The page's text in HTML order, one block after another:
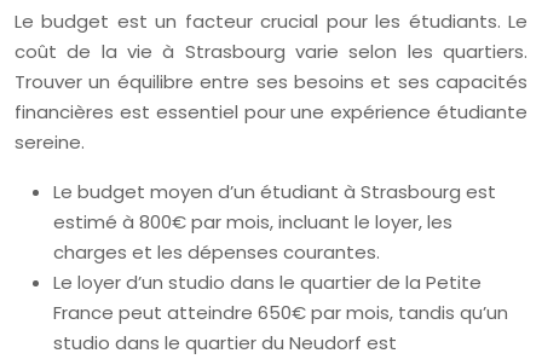
Le budget est un facteur crucial pour les étudiants. Le
coût de la vie à Strasbourg varie selon les quartiers.
Trouver un équilibre entre ses besoins et ses capacités
financières est essentiel pour une expérience étudiante
sereine.
Le budget moyen d’un étudiant à Strasbourg est
estimé à 800€ par mois, incluant le loyer, les
charges et les dépenses courantes.
Le loyer d’un studio dans le quartier de la Petite
France peut atteindre 650€ par mois, tandis qu’un
studio dans le quartier du Neudorf est